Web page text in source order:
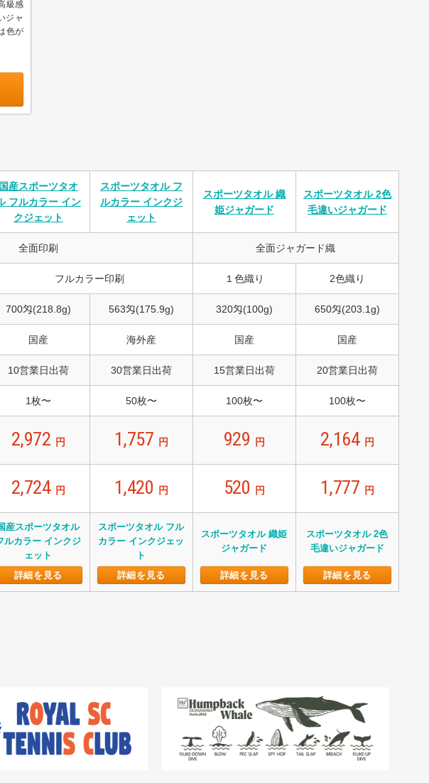
級感
ジャ
色が
国産スポーツタオ
フルカラー イン
クジェット
スポーツタオル フ
ルカラー インクジ
ェット
スポーツタオル 織
姫ジャガード
スポーツタオル 2色
毛違いジャガード
全面印刷 全面ジャガード織
フルカラー印刷 １色織り 2色織り
700匁(218.8g) 563匁(175.9g) 320匁(100g) 650匁(203.1g)
国産 海外産 国産 国産
10営業日出荷 30営業日出荷 15営業日出荷 20営業日出荷
1枚〜 50枚〜 100枚〜 100枚〜
2,972 円 1,757 円 929 円 2,164 円
2,724 円 1,420 円 520 円 1,777 円
産スポーツタオル
ルカラー インクジ
ェット
詳細を見る
スポーツタオル フル
カラー インクジェッ
ト
詳細を見る
スポーツタオル 織姫
ジャガード
詳細を見る
スポーツタオル 2色
毛違いジャガード
詳細を見る